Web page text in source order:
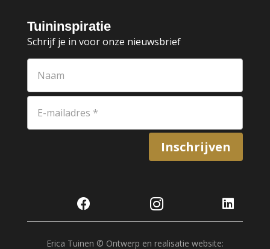
Tuininspiratie
Schrijf je in voor onze nieuwsbrief
Inschrijven
  
Erica Tuinen © Ontwerp en realisatie website: